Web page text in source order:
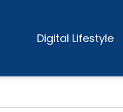
Digital Lifestyle